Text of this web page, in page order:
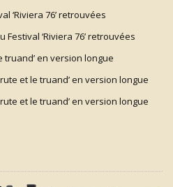
‘Riviera 76’ retrouvées
Festival ‘Riviera 76’ retrouvées
truand’ en version longue
et le truand’ en version longue
et le truand’ en version longue